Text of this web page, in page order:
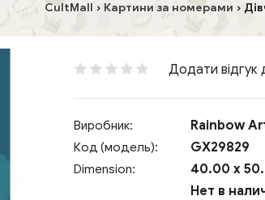
CultMall Картини за номерами
Додати відгук
Виробник: Rainbow
Код (модель): GX29829
Dimension:
40.00 x
Нет в